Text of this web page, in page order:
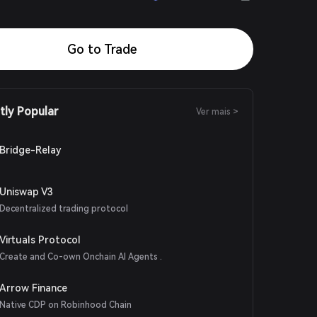
Go to Trade
Popular Ver mais >
Bridge-Relay
Uniswap V3
Decentralized trading protocol
Virtuals Protocol
Create and Co-own Onchain AI Agents .
Arrow Finance
Native CDP on Robinhood Chain